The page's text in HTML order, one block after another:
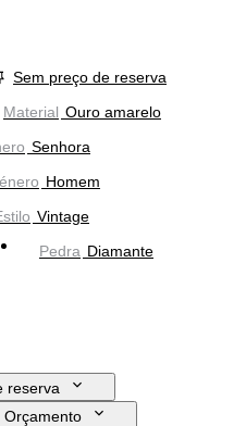
Sem preço de reserva
Material Ouro amarelo
Senhora
Homem
Vintage
Pedra Diamante
reserva
Orçamento